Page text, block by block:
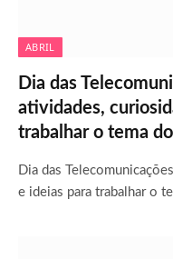
ABRIL
Dia das
atividades,
trabalhar o tema
Dia das
e ideias para trabalhar o